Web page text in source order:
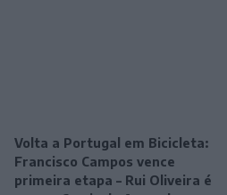
Volta a Portugal em Bicicleta:
Francisco Campos vence
primeira etapa – Rui Oliveira é